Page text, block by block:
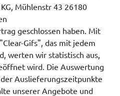
Mühlenstr 43 26180
geschlossen haben. Mit
Gifs", das mit jedem
werten wir statistisch aus,
wird. Die Auswertung
Auslieferungszeitpunkte
unserer Angebote und